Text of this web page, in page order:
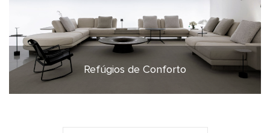
23 de setembro de 2020
Refúgios de Conforto